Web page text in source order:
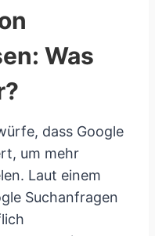
Was
dass Google
um mehr
Laut einem
Suchanfragen